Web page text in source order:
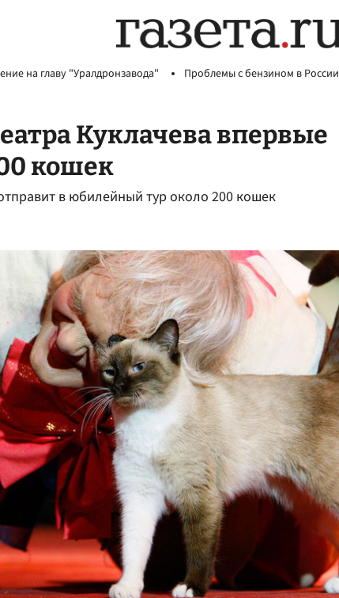
на главу "Уралдронзавода" Проблемы с бензином в России
Куклачева впервые
кошек
в юбилейный тур около 200 кошек